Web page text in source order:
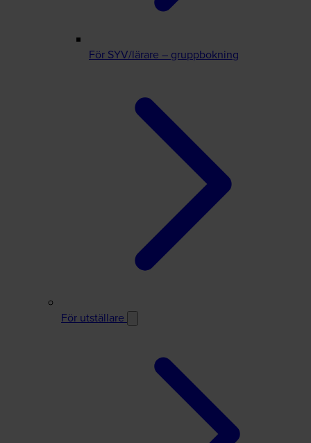
För SYV/lärare – gruppbokning
För utställare